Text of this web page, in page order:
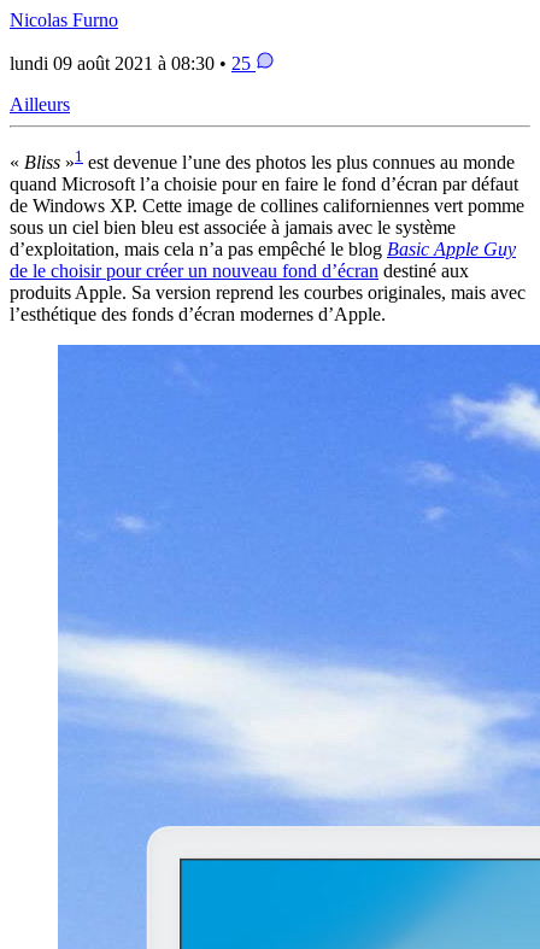
Nicolas Furno
lundi 09 août 2021 à 08:30 • 25
Ailleurs
« Bliss »1 est devenue l’une des photos les plus connues au monde
quand Microsoft l’a choisie pour en faire le fond d’écran par défaut
de Windows XP. Cette image de collines californiennes vert pomme
sous un ciel bien bleu est associée à jamais avec le système
d’exploitation, mais cela n’a pas empêché le blog Basic Apple Guy
de le choisir pour créer un nouveau fond d’écran destiné aux
produits Apple. Sa version reprend les courbes originales, mais avec
l’esthétique des fonds d’écran modernes d’Apple.